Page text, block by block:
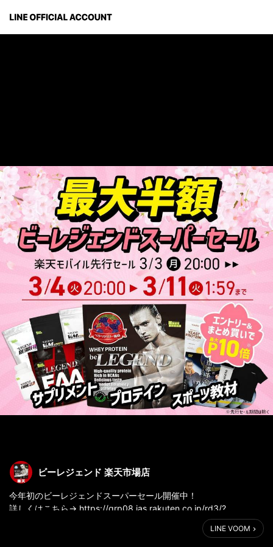
ビーレジェンド 楽天市場店
今年初のビーレジェンドスーパーセール開催中！
詳しくはこちら→ https://grp08.ias.rakuten.co.jp/rd3/?
LINE VOOM